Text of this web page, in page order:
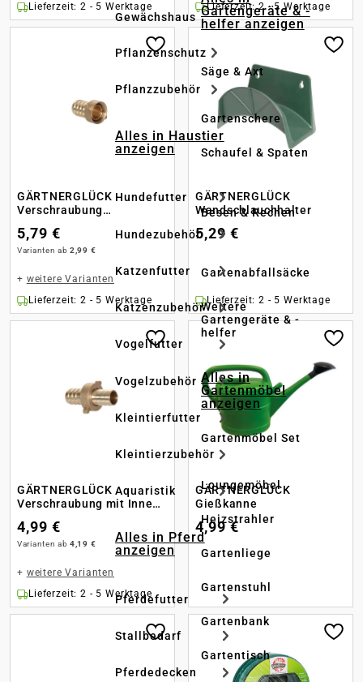
Gewächshaus
Pflanzenschutz
Pflanzzubehör
Alles in Haustier
anzeigen
Hundefutter
Hundezubehör
Katzenfutter
Katzenzubehör
Vogelfutter
Vogelzubehör
Kleintierfutter
Kleintierzubehör
Aquaristik
Alles in Pferd
anzeigen
Pferdefutter
Stallbedarf
Pferdedecken
Gartengeräte & -
helfer anzeigen
Säge & Axt
Gartenschere
Schaufel & Spaten
Besen & Rechen
Gartenabfallsäcke
Weitere
Gartengeräte & -
helfer
Alles in
Gartenmöbel
anzeigen
Gartenmöbel Set
Loungemöbel
Heizstrahler
Gartenliege
Gartenstuhl
Gartenbank
Gartentisch
Lieferzeit: 2 - 5 Werktage
Lieferzeit: 2 - 5 Werktage
GÄRTNERGLÜCK
Verschraubung
5,79 €
Varianten ab 2,99 €
+ weitere Varianten
Lieferzeit: 2 - 5 Werktage
GÄRTNERGLÜCK
Wandschlauchhalter
5,29 €
Lieferzeit: 2 - 5 Werktage
GÄRTNERGLÜCK
Verschraubung mit Innen-
4,99 €
Varianten ab 4,19 €
+ weitere Varianten
Lieferzeit: 2 - 5 Werktage
GÄRTNERGLÜCK
Gießkanne
4,99 €